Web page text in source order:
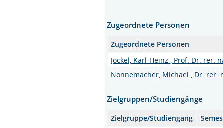
Zugeordnete Personen
Zugeordnete Personen
Jöckel, Karl-Heinz , Prof. Dr. rer.
Nonnemacher, Michael , Dr. rer.
Zielgruppen/Studiengänge
Zielgruppe/Studiengang